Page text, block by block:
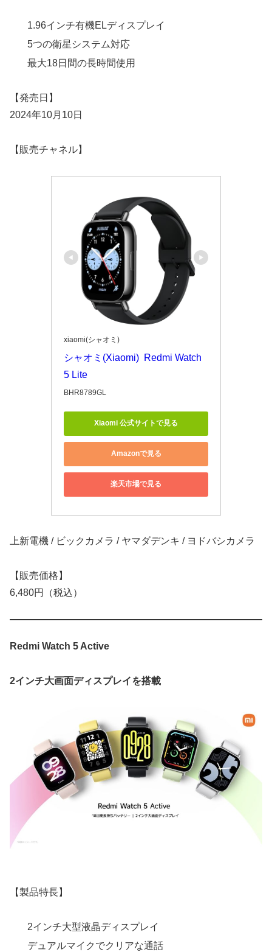
1.96インチ有機ELディスプレイ
5つの衛星システム対応
最大18日間の長時間使用
【発売日】
2024年10月10日
【販売チャネル】
xiaomi(シャオミ)
シャオミ(Xiaomi)  Redmi Watch
5 Lite
BHR8789GL
Xiaomi 公式サイトで見る
Amazonで見る
楽天市場で見る
上新電機 / ビックカメラ / ヤマダデンキ / ヨドバシカメラ
【販売価格】
6,480円（税込）
Redmi Watch 5 Active
2インチ大画面ディスプレイを搭載
【製品特長】
2インチ大型液晶ディスプレイ
デュアルマイクでクリアな通話